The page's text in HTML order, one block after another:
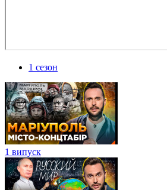
1 сезон
1 випуск